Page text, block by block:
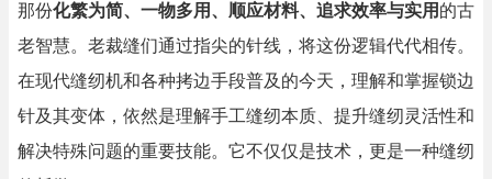
那份化繁为简、一物多用、顺应材料、追求效率与实用 的古
老智慧。老裁缝们通过指尖的针线，将这份逻辑代代相传。
在现代缝纫机和各种拷边手段普及的今天，理解和掌握锁边
针及其变体，依然是理解手工缝纫本质、提升缝纫灵活性和
解决特殊问题的重要技能。它不仅仅是技术，更是一种缝纫